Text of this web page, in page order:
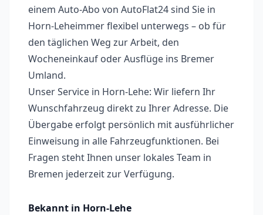
einem Auto-Abo von AutoFlat24 sind Sie in
Horn-Leheimmer flexibel unterwegs – ob für
den täglichen Weg zur Arbeit, den
Wocheneinkauf oder Ausflüge ins Bremer
Umland.
Unser Service in Horn-Lehe: Wir liefern Ihr
Wunschfahrzeug direkt zu Ihrer Adresse. Die
Übergabe erfolgt persönlich mit ausführlicher
Einweisung in alle Fahrzeugfunktionen. Bei
Fragen steht Ihnen unser lokales Team in
Bremen jederzeit zur Verfügung.
Bekannt in Horn-Lehe